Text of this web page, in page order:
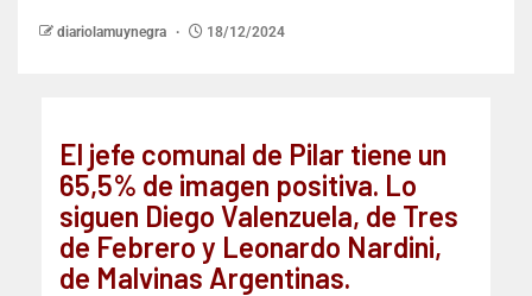
diariolamuynegra 18/12/2024
El jefe comunal de Pilar tiene un
65,5% de imagen positiva. Lo
siguen Diego Valenzuela, de Tres
de Febrero y Leonardo Nardini,
de Malvinas Argentinas.